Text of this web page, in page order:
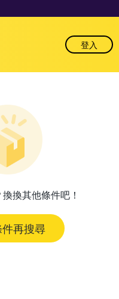
登入
換其他條件吧！
再搜尋